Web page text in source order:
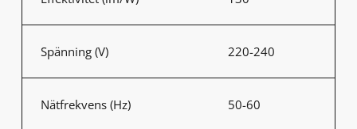
Spänning (V) 220-240
Nätfrekvens (Hz) 50-60